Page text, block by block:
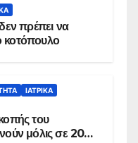
πρέπει να
κοτόπουλο
ΙΑΤΡΙΚΆ
του
μόλις σε 20